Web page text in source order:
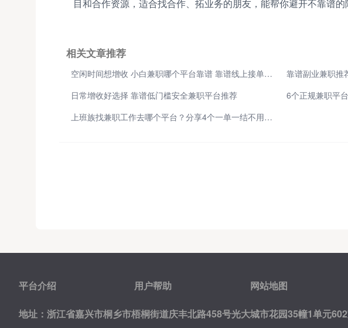
目和合作资源，适合找合作、拓业务的朋友，能帮你避开不靠谱的
相关文章推荐
空闲时间想增收 小白兼职哪个平台靠谱 靠谱线上接单渠道盘点
日常增收好选择 靠谱低门槛安全兼职平台推荐
上班族找兼职工作去哪个平台？分享4个一单一结不用投资的兼职赚钱平台
平台介绍 用户帮助 网站地图
地址：浙江省嘉兴市桐乡市梧桐街道庆丰北路458号光大城市花园35幢1单元